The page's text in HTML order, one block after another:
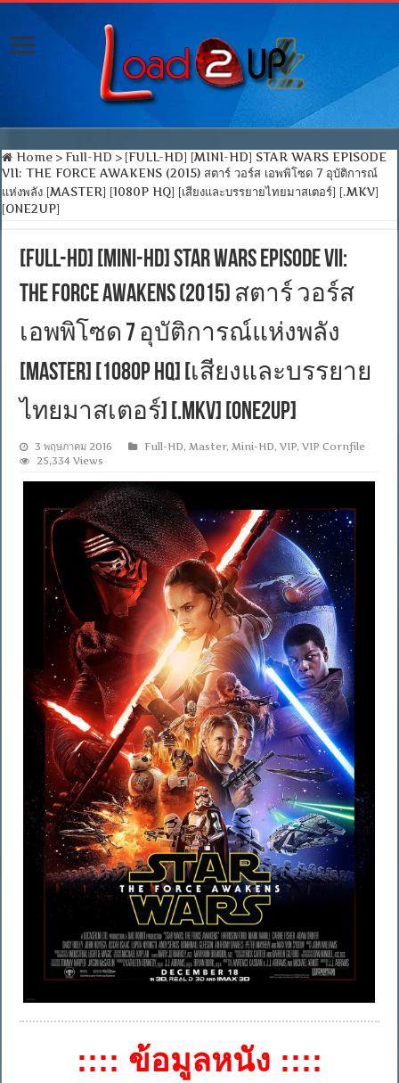
Home > Full-HD > [FULL-HD] [MINI-HD] STAR WARS EPISODE
VII: THE FORCE AWAKENS (2015) สตาร์ วอร์ส เอพพิโซด 7 อุบัติการณ์
แห่งพลัง [MASTER] [1080P HQ] [เสียงและบรรยายไทยมาสเตอร์] [.MKV]
[ONE2UP]
[FULL-HD] [MINI-HD] STAR WARS EPISODE VII:
THE FORCE AWAKENS (2015) สตาร์ วอร์ส
เอพพิโซด 7 อุบัติการณ์แห่งพลัง
[MASTER] [1080P HQ] [เสียงและบรรยาย
ไทยมาสเตอร์] [.MKV] [ONE2UP]
3 พฤษภาคม 2016 Full-HD,Master,Mini-HD,VIP,VIP Cornfile
25,334 Views
:::: ข้อมูลหนัง ::::